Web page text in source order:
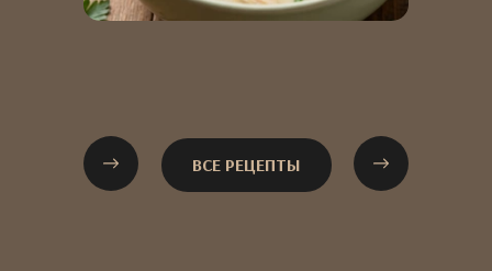
ВСЕ РЕЦЕПТЫ